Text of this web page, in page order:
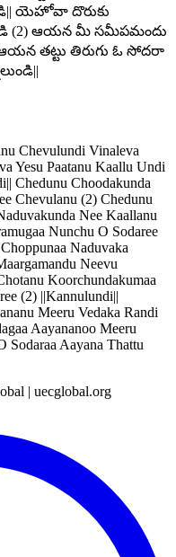
యెహోవా దొరుకు
(2) ఆయన మీ సమీపమందు
తట్టు తిరుగు ఓ సోదరా
Chevulundi Vinaleva
Yesu Paatanu Kaallu Undi
Chedunu Choodakunda
Chevulanu (2) Chedunu
Nee Kaallanu
Nunchu O Sodaree
Naduvaka
Neevu
Koorchundakumaa
(2) ||Kannulundi||
Meeru Vedaka Randi
Aayananoo Meeru
Sodaraa Aayana Thattu
| uecglobal.org